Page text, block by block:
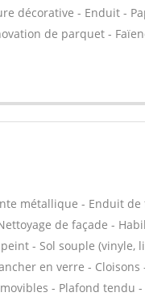
décorative - Enduit -
de parquet -
métallique - Enduit de
de façade -
- Sol souple (vinyle,
en verre -
- Plafond tendu -